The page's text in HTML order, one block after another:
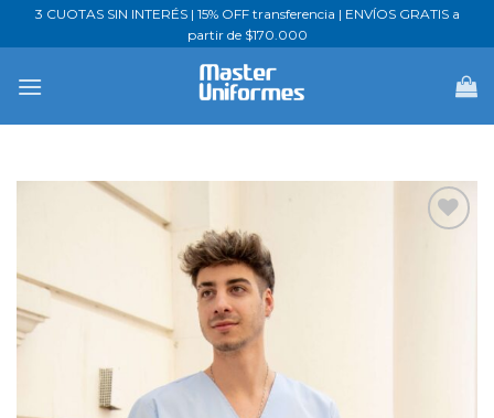
Saltar3 CUOTAS SIN INTERÉS | 15% OFF transferencia | ENVÍOS GRATIS a
partir de $170.000